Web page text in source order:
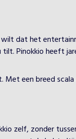
dat het
Pinokkio heeft
een breed
zelf, zonder